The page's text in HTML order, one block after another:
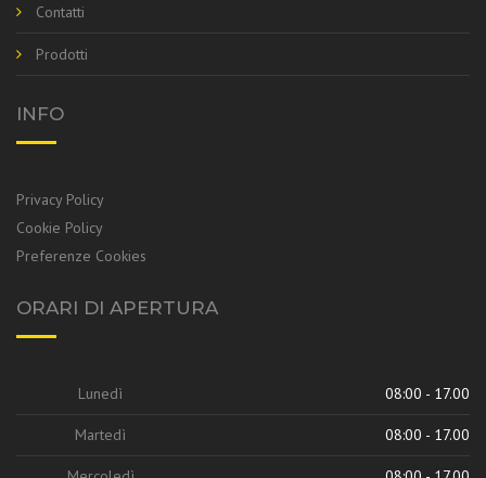
Contatti
Prodotti
INFO
Privacy Policy
Cookie Policy
Preferenze Cookies
ORARI DI APERTURA
Lunedì 08:00 - 17.00
Martedì 08:00 - 17.00